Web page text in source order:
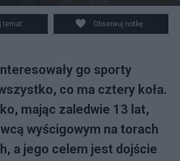
Agnieszką Fot. Arch.
temat Obserwuj notkę
go sporty
co ma cztery koła.
mając zaledwie 13 lat,
wyścigowym na torach
a jego celem jest dojście